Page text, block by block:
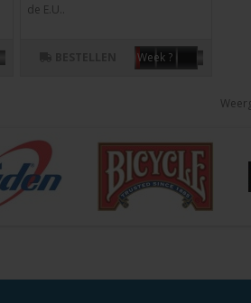
de E.U..
Week ?